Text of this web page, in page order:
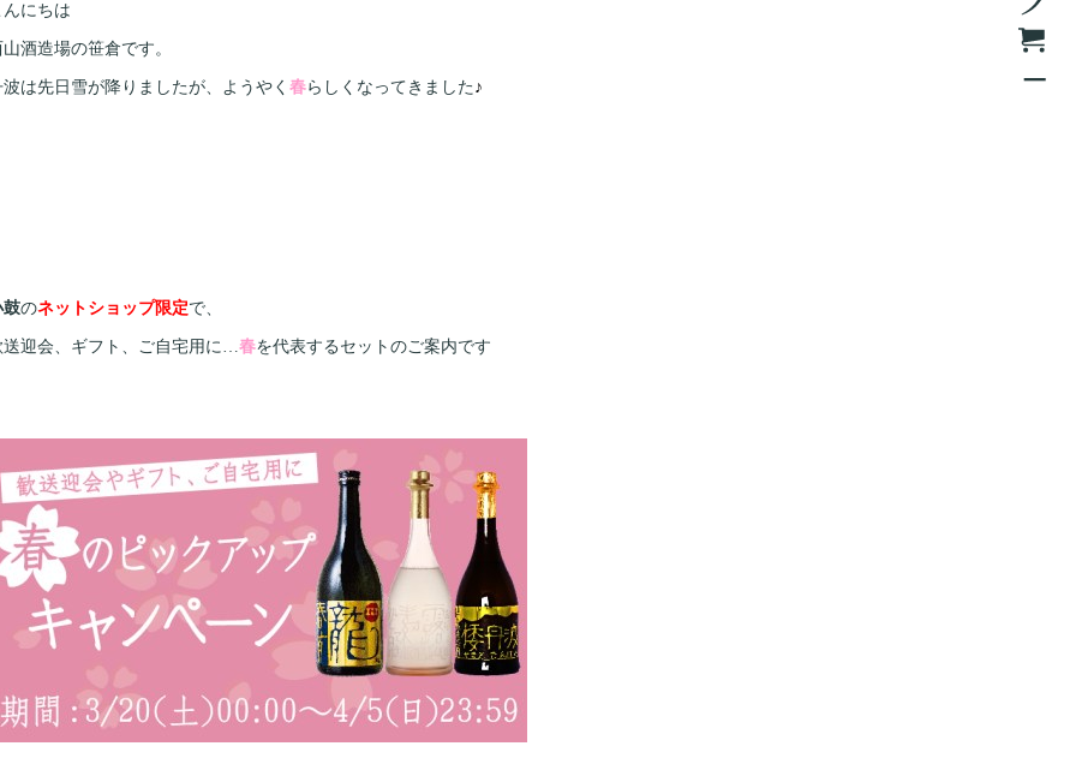
んにちは
酒造場の笹倉です。
波は先日雪が降りましたが、ようやく 春らしくなってきました ♪
鼓のネットショップ限定で、
送迎会、ギフト、ご自宅用に…春を代表するセットのご案内です